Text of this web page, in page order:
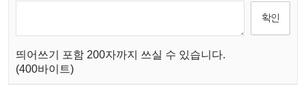
띄어쓰기 포함 200자까지 쓰실 수 있습니다.
(400바이트)